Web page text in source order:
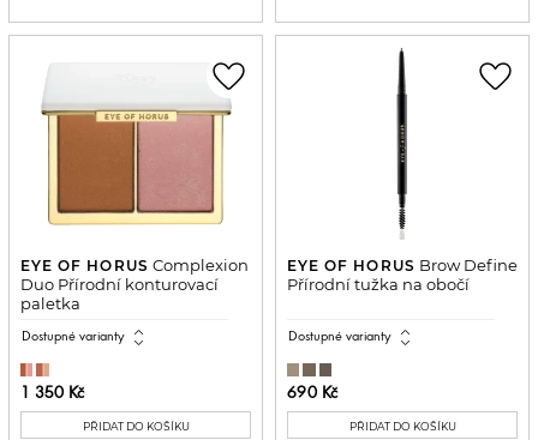
EYE OF HORUS Complexion
Duo Přírodní konturovací
paletka
Dostupné varianty expand_all
1 350 Kč
PŘIDAT DO KOŠÍKU
favorite_border
EYE OF HORUS Brow Define
Přírodní tužka na obočí
Dostupné varianty expand_all
690 Kč
PŘIDAT DO KOŠÍKU
favorite_border